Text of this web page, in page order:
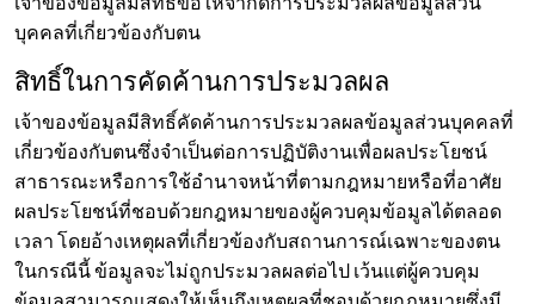
บุคคลที่เกี่ยวข้องกับตน
สิทธิ์ในการคัดค้านการประมวลผล
เจ้าของข้อมูลมีสิทธิ์คัดค้านการประมวลผลข้อมูลส่วนบุคคลที่
เกี่ยวข้องกับตนซึ่งจำเป็นต่อการปฏิบัติงานเพื่อผลประโยชน์
สาธารณะหรือการใช้อำนาจหน้าที่ตามกฎหมายหรือที่อาศัย
ผลประโยชน์ที่ชอบด้วยกฎหมายของผู้ควบคุมข้อมูลได้ตลอด
เวลา โดยอ้างเหตุผลที่เกี่ยวข้องกับสถานการณ์เฉพาะของตน
ในกรณีนี้ ข้อมูลจะไม่ถูกประมวลผลต่อไป เว้นแต่ผู้ควบคุม